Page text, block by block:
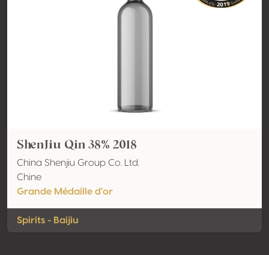
ShenJiu Qin 38% 2018
China Shenjiu Group Co. Ltd.
Chine
Grande Médaille d'or
Spirits - Baijiu